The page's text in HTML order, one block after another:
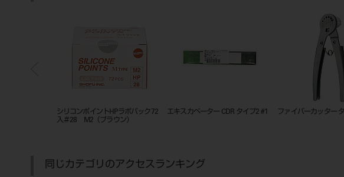
シリコンポイントHPラボパック72
入＃28 M2（ブラウン）
エキスカベーター CDR タイプ2 #1 ファイバーカッター
同じカテゴリのアクセスランキング